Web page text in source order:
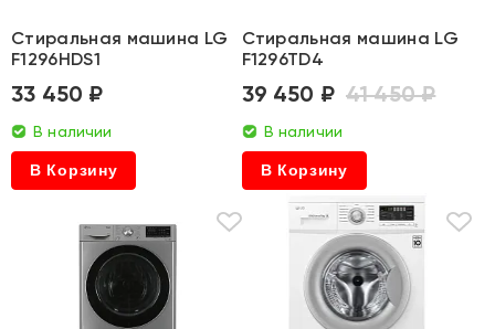
Стиральная машина LG
F1296HDS1
33 450 ₽
В наличии
В Корзину
Стиральная машина LG
F1296TD4
39 450 ₽ 41 450 ₽
В наличии
В Корзину